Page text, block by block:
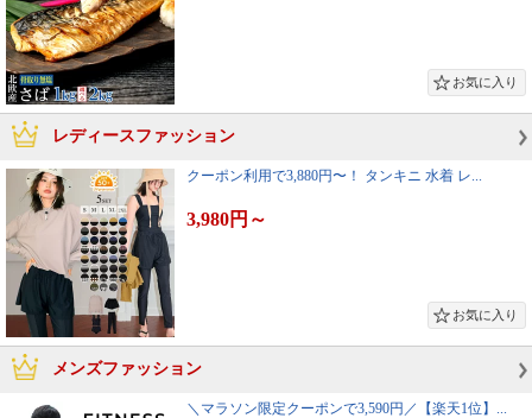
レディースファッション
クーポン利用で3,880円〜！ タンキニ 水着 レ...
3,980円 ～
メンズファッション
＼マラソン限定クーポンで3,590円／【楽天1位】...